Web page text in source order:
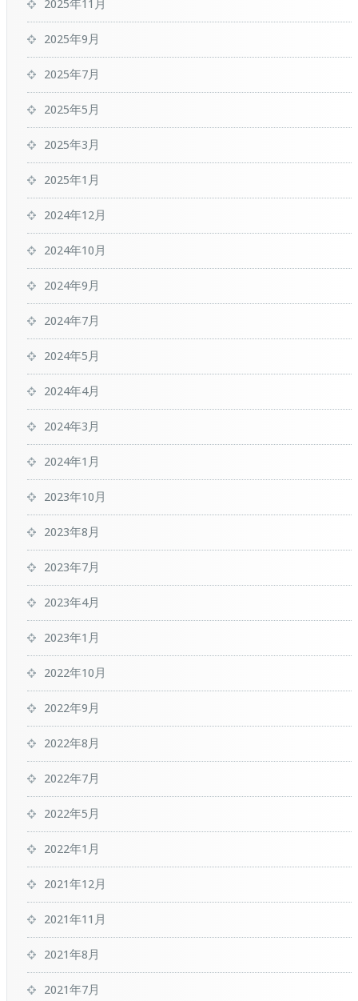
2025年11月
2025年9月
2025年7月
2025年5月
2025年3月
2025年1月
2024年12月
2024年10月
2024年9月
2024年7月
2024年5月
2024年4月
2024年3月
2024年1月
2023年10月
2023年8月
2023年7月
2023年4月
2023年1月
2022年10月
2022年9月
2022年8月
2022年7月
2022年5月
2022年1月
2021年12月
2021年11月
2021年8月
2021年7月